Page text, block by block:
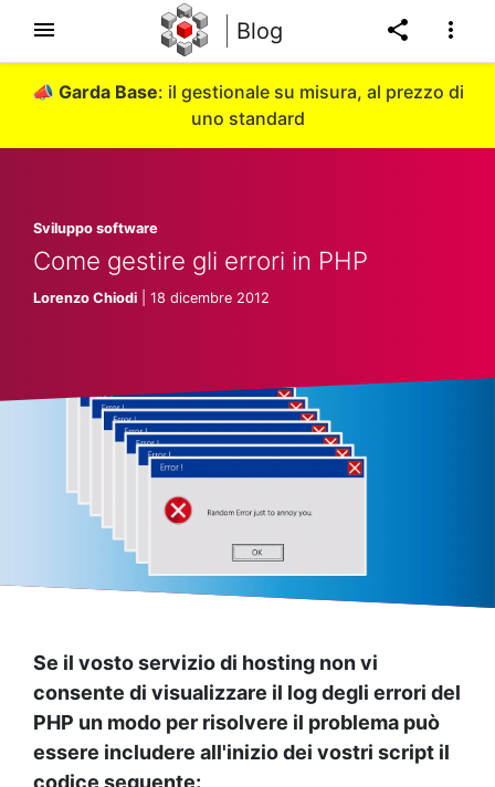
Blog
📣 Garda Base: il gestionale su misura, al prezzo di
uno standard
Sviluppo software
Come gestire gli errori in PHP
Lorenzo Chiodi | 18 dicembre 2012
Se il vosto servizio di hosting non vi
consente di visualizzare il log degli errori del
PHP un modo per risolvere il problema può
essere includere all'inizio dei vostri script il
codice seguente: